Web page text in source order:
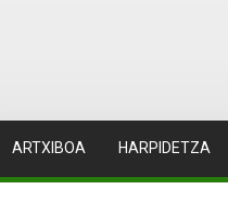
ARTXIBOA HARPIDETZA